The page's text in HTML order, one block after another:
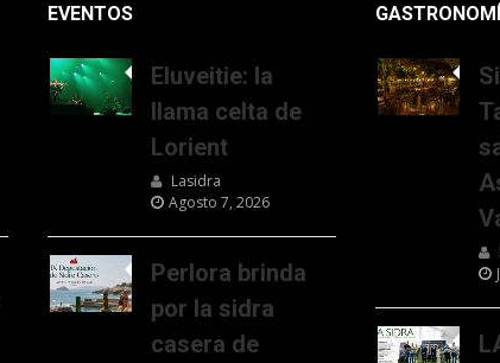
EVENTOS
Eluveitie: la
llama celta de
Lorient
Lasidra
Agosto 7, 2026
Perlora brinda
por la sidra
casera de